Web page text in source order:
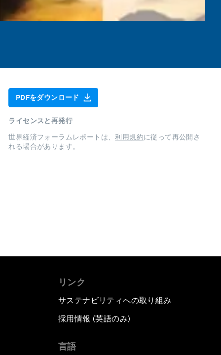
PDFをダウンロード
ライセンスと再発行
世界経済フォーラムレポートは、利用規約に従って再公開さ
れる場合があります。
リンク
サステナビリティへの取り組み
採用情報 (英語のみ)
言語